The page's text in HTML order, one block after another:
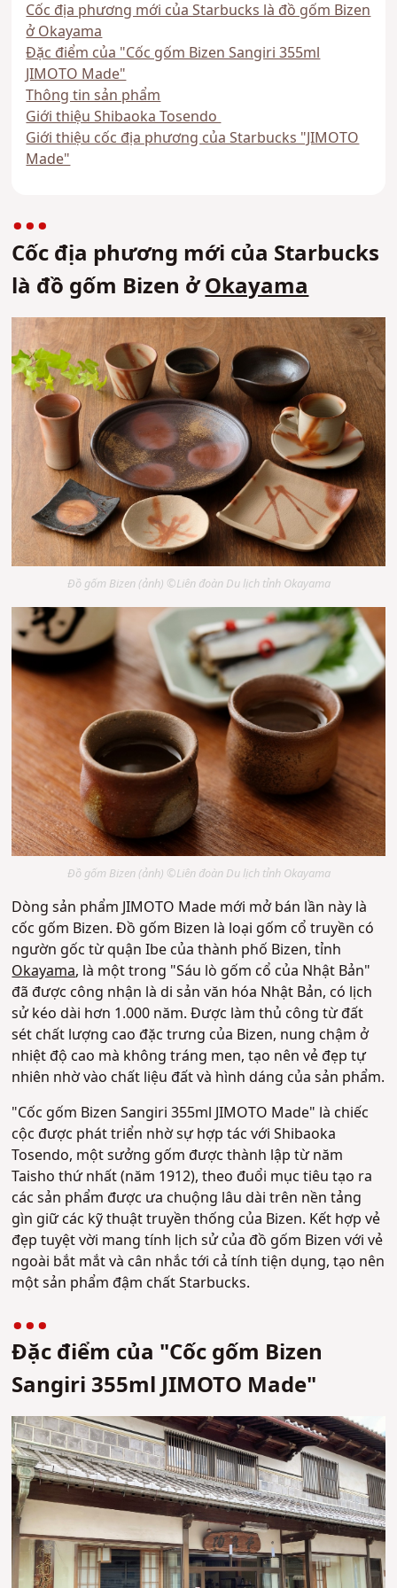
Cốc địa phương mới của Starbucks là đồ gốm Bizen
ở Okayama
Đặc điểm của "Cốc gốm Bizen Sangiri 355ml
JIMOTO Made"
Thông tin sản phẩm
Giới thiệu Shibaoka Tosendo
Giới thiệu cốc địa phương của Starbucks "JIMOTO
Made"
Cốc địa phương mới của Starbucks
là đồ gốm Bizen ởOkayama
Đồ gốm Bizen (ảnh) ©Liên đoàn Du lịch tỉnh Okayama
Đồ gốm Bizen (ảnh) ©Liên đoàn Du lịch tỉnh Okayama
Dòng sản phẩm JIMOTO Made mới mở bán lần này là
cốc gốm Bizen. Đồ gốm Bizen là loại gốm cổ truyền có
ngườn gốc từ quận Ibe của thành phố Bizen, tỉnh
Okayama, là một trong "Sáu lò gốm cổ của Nhật Bản"
đã được công nhận là di sản văn hóa Nhật Bản, có lịch
sử kéo dài hơn 1.000 năm. Được làm thủ công từ đất
sét chất lượng cao đặc trưng của Bizen, nung chậm ở
nhiệt độ cao mà không tráng men, tạo nên vẻ đẹp tự
nhiên nhờ vào chất liệu đất và hình dáng của sản phẩm.
"Cốc gốm Bizen Sangiri 355ml JIMOTO Made" là chiếc
cộc được phát triển nhờ sự hợp tác với Shibaoka
Tosendo, một sưởng gốm được thành lập từ năm
Taisho thứ nhất (năm 1912), theo đuổi mục tiêu tạo ra
các sản phẩm được ưa chuộng lâu dài trên nền tảng
gìn giữ các kỹ thuật truyền thống của Bizen. Kết hợp vẻ
đẹp tuyệt vời mang tính lịch sử của đồ gốm Bizen với vẻ
ngoài bắt mắt và cân nhắc tới cả tính tiện dụng, tạo nên
một sản phẩm đậm chất Starbucks.
Đặc điểm của "Cốc gốm Bizen
Sangiri 355ml JIMOTO Made"